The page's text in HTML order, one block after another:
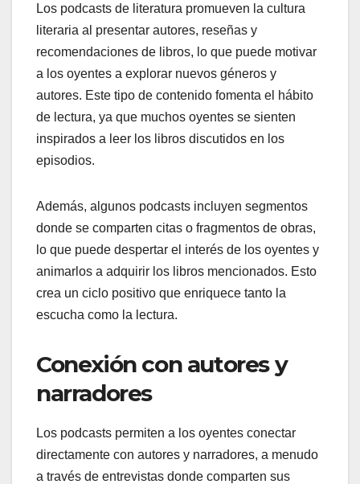
Los podcasts de literatura promueven la cultura
literaria al presentar autores, reseñas y
recomendaciones de libros, lo que puede motivar
a los oyentes a explorar nuevos géneros y
autores. Este tipo de contenido fomenta el hábito
de lectura, ya que muchos oyentes se sienten
inspirados a leer los libros discutidos en los
episodios.
Además, algunos podcasts incluyen segmentos
donde se comparten citas o fragmentos de obras,
lo que puede despertar el interés de los oyentes y
animarlos a adquirir los libros mencionados. Esto
crea un ciclo positivo que enriquece tanto la
escucha como la lectura.
Conexión con autores y
narradores
Los podcasts permiten a los oyentes conectar
directamente con autores y narradores, a menudo
a través de entrevistas donde comparten sus